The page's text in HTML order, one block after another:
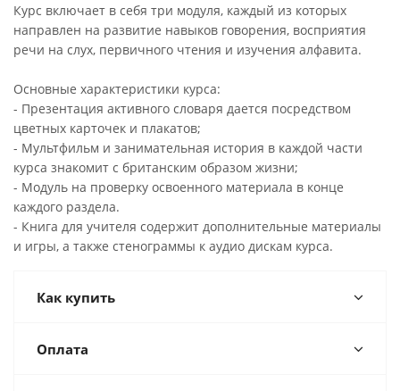
Курс включает в себя три модуля, каждый из которых
направлен на развитие навыков говорения, восприятия
речи на слух, первичного чтения и изучения алфавита.
Основные характеристики курса:
- Презентация активного словаря дается посредством
цветных карточек и плакатов;
- Мультфильм и занимательная история в каждой части
курса знакомит с британским образом жизни;
- Модуль на проверку освоенного материала в конце
каждого раздела.
- Книга для учителя содержит дополнительные материалы
и игры, а также стенограммы к аудио дискам курса.
Как купить
Оплата